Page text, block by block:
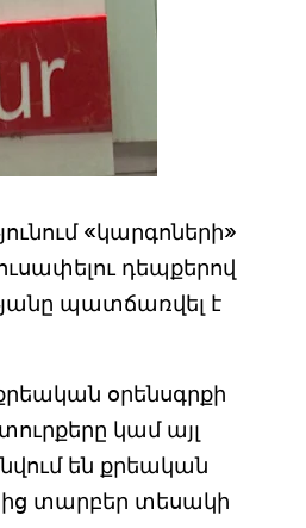
«կարգոների»
դեպքերով
պատճառվել է
օրենսգրքի
կամ այլ
են քրեական
տարբեր տեսակի